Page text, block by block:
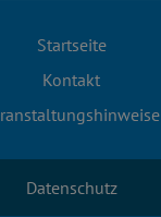
Startseite
Kontakt
Datenschutz